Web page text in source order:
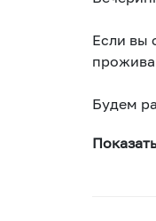
Если вы
Будем